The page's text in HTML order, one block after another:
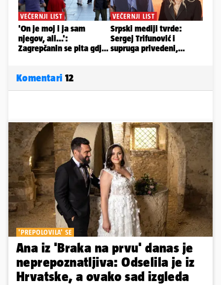
Komentari 12
'PREPOLOVILA' SE
Ana iz 'Braka na prvu' danas je
neprepoznatljiva: Odselila je iz
Hrvatske, a ovako sad izgleda